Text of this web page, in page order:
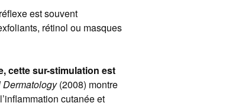
est souvent
rétinol ou masques
cette sur-stimulation est
(2008) montre
cutanée et